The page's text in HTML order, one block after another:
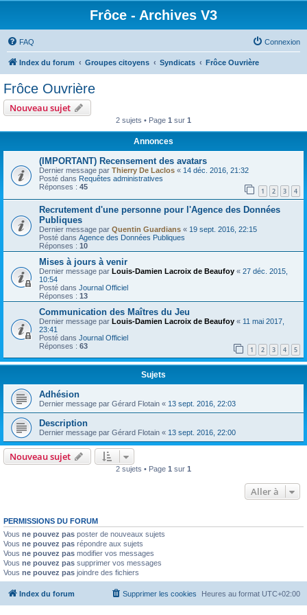
Frôce - Archives V3
FAQ Connexion
Index du forum Groupes citoyens Syndicats Frôce Ouvrière
Frôce Ouvrière
Nouveau sujet
2 sujets • Page 1 sur 1
Annonces
(IMPORTANT) Recensement des avatars
Dernier message par Thierry De Laclos « 14 déc. 2016, 21:32
Posté dans Requêtes administratives
Réponses : 45 1 2 3 4
Recrutement d'une personne pour l'Agence des Données
Publiques
Dernier message par Quentin Guardians « 19 sept. 2016, 22:15
Posté dans Agence des Données Publiques
Réponses : 10
Mises à jours à venir
Dernier message par Louis-Damien Lacroix de Beaufoy « 27 déc. 2015,
10:54
Posté dans Journal Officiel
Réponses : 13
Communication des Maîtres du Jeu
Dernier message par Louis-Damien Lacroix de Beaufoy « 11 mai 2017,
23:41
Posté dans Journal Officiel
Réponses : 63 1 2 3 4 5
Sujets
Adhésion
Dernier message par Gérard Flotain « 13 sept. 2016, 22:03
Description
Dernier message par Gérard Flotain « 13 sept. 2016, 22:00
Nouveau sujet
2 sujets • Page 1 sur 1
Aller à
PERMISSIONS DU FORUM
Vous ne pouvez pas poster de nouveaux sujets
Vous ne pouvez pas répondre aux sujets
Vous ne pouvez pas modifier vos messages
Vous ne pouvez pas supprimer vos messages
Vous ne pouvez pas joindre des fichiers
Index du forum Heures au format UTC+02:00
Supprimer les cookies